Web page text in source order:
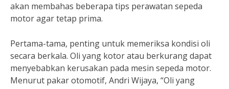
akan membahas beberapa tips perawatan sepeda
motor agar tetap prima.
Pertama-tama, penting untuk memeriksa kondisi oli
secara berkala. Oli yang kotor atau berkurang dapat
menyebabkan kerusakan pada mesin sepeda motor.
Menurut pakar otomotif, Andri Wijaya, “Oli yang